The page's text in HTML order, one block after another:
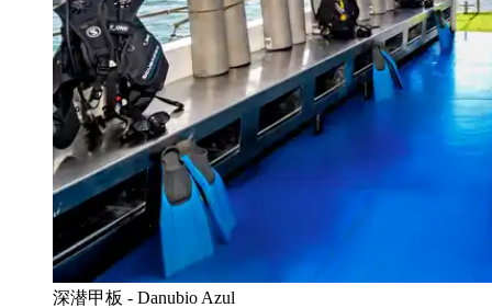
深潜甲板 - Danubio Azul